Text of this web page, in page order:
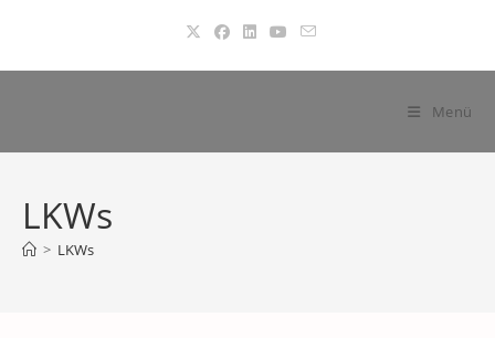
springen
Menü
LKWs
> LKWs